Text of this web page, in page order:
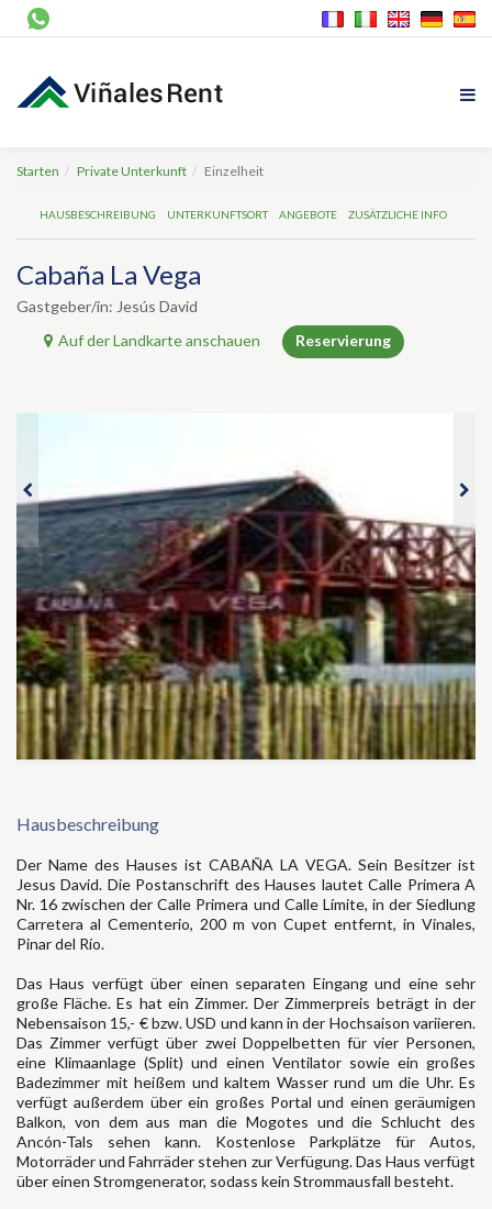
Starten Private Unterkunft Einzelheit
HAUSBESCHREIBUNG UNTERKUNFTSORT ANGEBOTE ZUSÄTZLICHE INFO
Cabaña La Vega
Gastgeber/in: Jesús David
Auf der Landkarte anschauen
Reservierung
Hausbeschreibung
Der Name des Hauses ist CABAÑA LA VEGA. Sein Besitzer ist
Jesus David. Die Postanschrift des Hauses lautet Calle Primera A
Nr. 16 zwischen der Calle Primera und Calle Límite, in der Siedlung
Carretera al Cementerio, 200 m von Cupet entfernt, in Vinales,
Pinar del Río.
Das Haus verfügt über einen separaten Eingang und eine sehr
große Fläche. Es hat ein Zimmer. Der Zimmerpreis beträgt in der
Nebensaison 15,- € bzw. USD und kann in der Hochsaison variieren.
Das Zimmer verfügt über zwei Doppelbetten für vier Personen,
eine Klimaanlage (Split) und einen Ventilator sowie ein großes
Badezimmer mit heißem und kaltem Wasser rund um die Uhr. Es
verfügt außerdem über ein großes Portal und einen geräumigen
Balkon, von dem aus man die Mogotes und die Schlucht des
Ancón-Tals sehen kann. Kostenlose Parkplätze für Autos,
Motorräder und Fahrräder stehen zur Verfügung. Das Haus verfügt
über einen Stromgenerator, sodass kein Strommausfall besteht.